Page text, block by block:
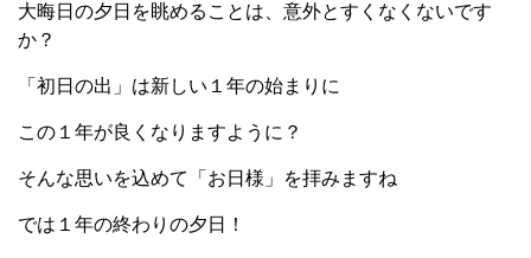
大晦日の夕日を眺めることは、意外とすくなくないです
か？
「初日の出」は新しい１年の始まりに
この１年が良くなりますように？
そんな思いを込めて「お日様」を拝みますね
では１年の終わりの夕日！